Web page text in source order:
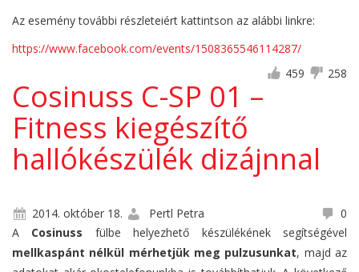
Az esemény további részleteiért kattintson az alábbi linkre:
https://www.facebook.com/events/1508365546114287/
459
258
Cosinuss C-SP 01 –
Fitness kiegészítő
hallókészülék dizájnnal
2014. október 18. Pertl Petra
0
A Cosinuss fülbe helyezhető készülékének segítségével
mellkaspánt nélkül mérhetjük meg pulzusunkat, majd az